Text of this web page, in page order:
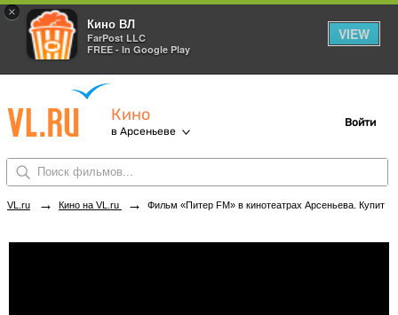
×
Кино ВЛ
FarPost LLC
FREE - In Google Play
VIEW
Кино
в Арсеньеве
Войти
VL.ru → Кино на VL.ru → Фильм «Питер FM» в кинотеатрах Арсеньева. Купить билеты!